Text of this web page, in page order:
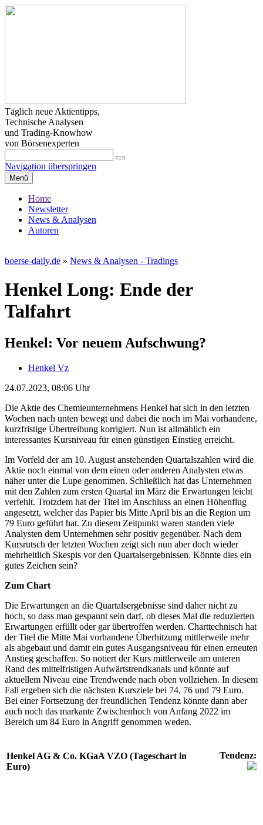
Täglich neue Aktientipps,
Technische Analysen
und Trading-Knowhow
von Börsenexperten
Navigation überspringen
Menü
Home
Newsletter
News & Analysen
Autoren
boerse-daily.de » News & Analysen - Tradings
Henkel Long: Ende der
Talfahrt
Henkel: Vor neuem Aufschwung?
Henkel Vz
24.07.2023, 08:06 Uhr
Die Aktie des Chemieunternehmens Henkel hat sich in den letzten
Wochen nach unten bewegt und dabei die noch im Mai vorhandene,
kurzfristige Übertreibung korrigiert. Nun ist allmählich ein
interessantes Kursniveau für einen günstigen Einstieg erreicht.
Im Vorfeld der am 10. August anstehenden Quartalszahlen wird die
Aktie noch einmal von dem einen oder anderen Analysten etwas
näher unter die Lupe genommen. Schließlich hat das Unternehmen
mit den Zahlen zum ersten Quartal im März die Erwartungen leicht
verfehlt. Trotzdem hat der Titel im Anschluss an einen Höhenflug
angesetzt, welcher das Papier bis Mitte April bis an die Region um
79 Euro geführt hat. Zu diesem Zeitpunkt waren standen viele
Analysten dem Unternehmen sehr positiv gegenüber. Nach dem
Kursrutsch der letzten Wochen zeigt sich nun aber doch wieder
mehrheitlich Skespis vor den Quartalsergebnissen. Könnte dies ein
gutes Zeichen sein?
Zum Chart
Die Erwartungen an die Quartalsergebnisse sind daher nicht zu
hoch, so dass man gespannt sein darf, ob dieses Mal die reduzierten
Erwartungen erfüllt oder gar übertroffen werden. Charttechnisch hat
der Titel die Mitte Mai vorhandene Überhitzung mittlerweile mehr
als abgebaut und damit ein gutes Ausgangsniveau für einen erneuten
Anstieg geschaffen. So notiert der Kurs mittlerweile am unteren
Rand des mittelfristigen Aufwärtstrendkanals und könnte auf
aktuellem Niveau eine Trendwende nach oben vollziehen. In diesem
Fall ergeben sich die nächsten Kursziele bei 74, 76 und 79 Euro.
Bei einer Fortsetzung der freundlichen Tendenz könnte dann aber
auch noch das markante Zwischenhoch von Anfang 2022 im
Bereich um 84 Euro in Angriff genommen weden.
Henkel AG & Co. KGaA VZO (Tageschart in
Euro)
Tendenz: